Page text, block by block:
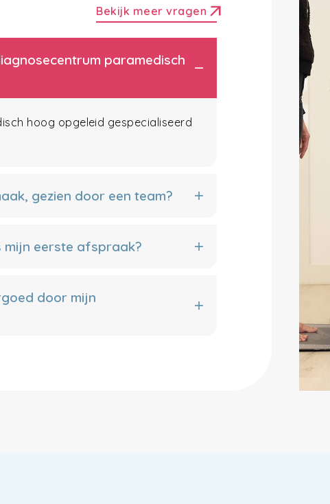
Bekijk meer vragen arrow_outward
paramedisch
hoog opgeleid gespecialiseerd
gezien door een team?
eerste afspraak?
door mijn